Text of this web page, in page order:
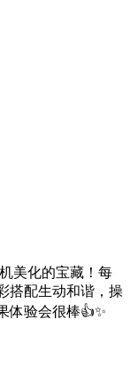
美化的宝藏！每
搭配生动和谐，操
体验会很棒👍✨